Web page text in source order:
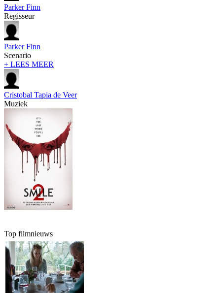
Parker Finn
Regisseur
Parker Finn
Scenario
+ LEES MEER
Cristobal Tapia de Veer
Muziek
Top filmnieuws